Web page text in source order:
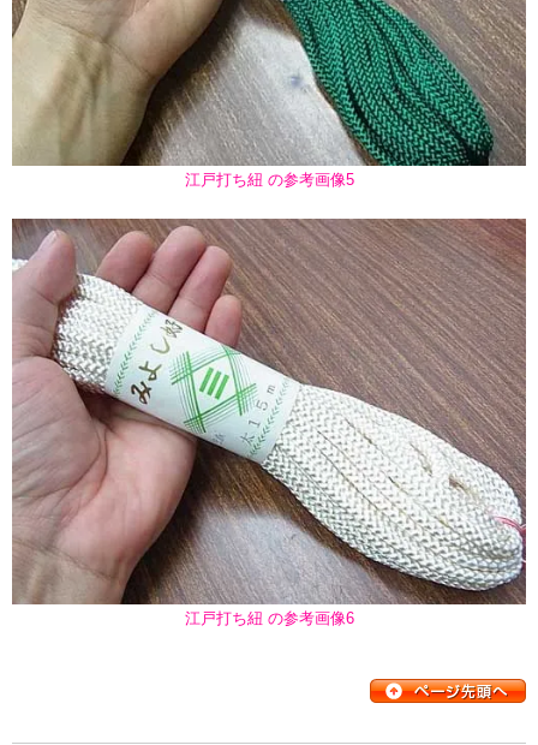
江戸打ち紐 の参考画像5
江戸打ち紐 の参考画像6